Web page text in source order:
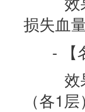
损失血
- 【
效
（各1